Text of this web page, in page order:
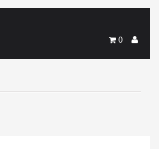
0